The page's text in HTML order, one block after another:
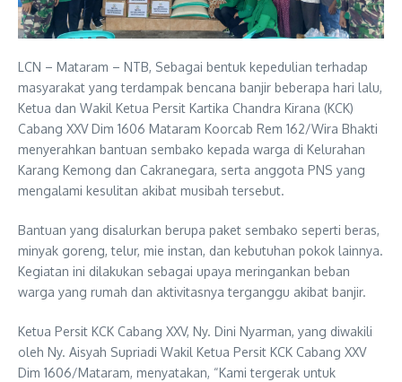
LCN – Mataram – NTB, Sebagai bentuk kepedulian terhadap
masyarakat yang terdampak bencana banjir beberapa hari lalu,
Ketua dan Wakil Ketua Persit Kartika Chandra Kirana (KCK)
Cabang XXV Dim 1606 Mataram Koorcab Rem 162/Wira Bhakti
menyerahkan bantuan sembako kepada warga di Kelurahan
Karang Kemong dan Cakranegara, serta anggota PNS yang
mengalami kesulitan akibat musibah tersebut.
Bantuan yang disalurkan berupa paket sembako seperti beras,
minyak goreng, telur, mie instan, dan kebutuhan pokok lainnya.
Kegiatan ini dilakukan sebagai upaya meringankan beban
warga yang rumah dan aktivitasnya terganggu akibat banjir.
Ketua Persit KCK Cabang XXV, Ny. Dini Nyarman, yang diwakili
oleh Ny. Aisyah Supriadi Wakil Ketua Persit KCK Cabang XXV
Dim 1606/Mataram, menyatakan, “Kami tergerak untuk